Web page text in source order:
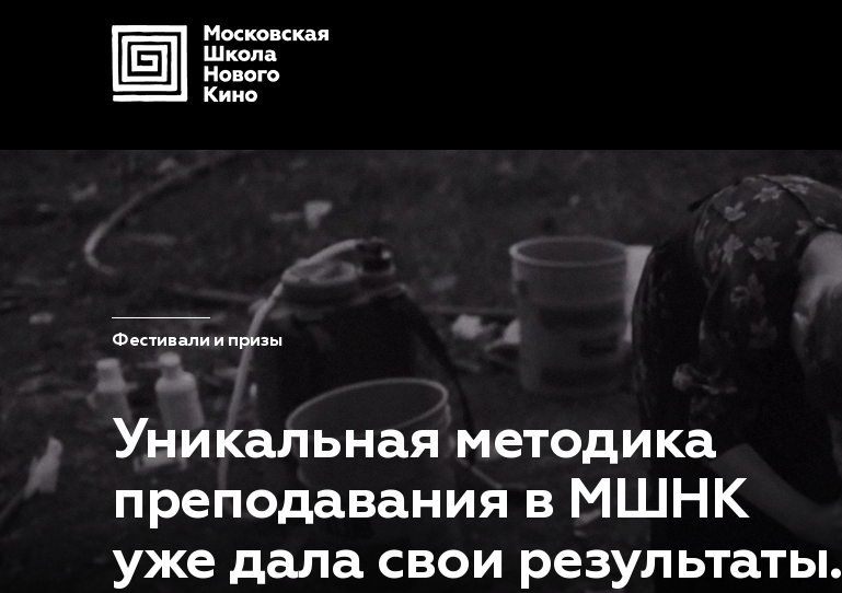
Фестивали и призы
Уникальная методика
преподавания в МШНК
уже дала свои результаты.